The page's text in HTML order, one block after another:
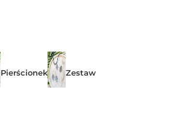
Pierścionek Zestaw